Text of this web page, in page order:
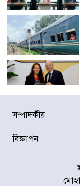
সম্পাদকীয়
বিজ্ঞাপন